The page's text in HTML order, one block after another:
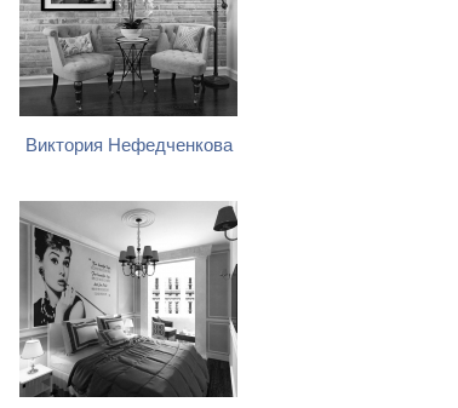
Виктория Нефедченкова